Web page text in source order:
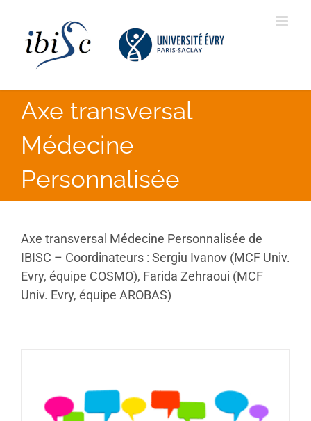
content
Axe transversal
Médecine
Personnalisée
Axe transversal Médecine Personnalisée de
IBISC – Coordinateurs : Sergiu Ivanov (MCF Univ.
Evry, équipe COSMO), Farida Zehraoui (MCF
Univ. Evry, équipe AROBAS)